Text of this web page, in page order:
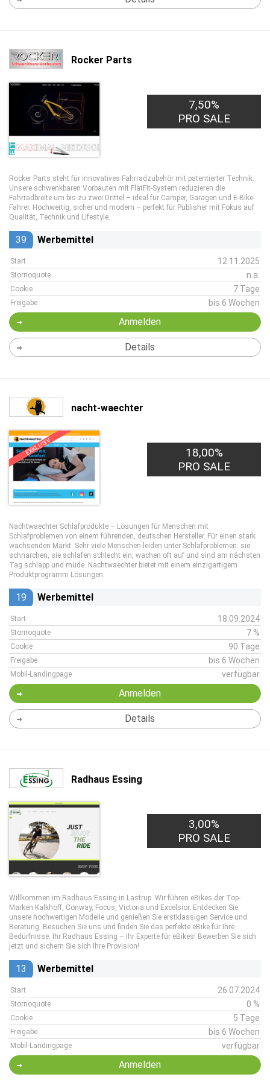
Rocker Parts
7,50%
PRO SALE
Rocker Parts steht für innovatives Fahrradzubehör mit patentierter Technik.
Unsere schwenkbaren Vorbauten mit FlatFit-System reduzieren die
Fahrradbreite um bis zu zwei Drittel – ideal für Camper, Garagen und E-Bike-
Fahrer. Hochwertig, sicher und modern – perfekt für Publisher mit Fokus auf
Qualität, Technik und Lifestyle.
39 Werbemittel
Start 12.11.2025
Stornoquote n.a.
Cookie 7 Tage
Freigabe bis 6 Wochen
Anmelden
Details
nacht-waechter
EXKLUSIV
18,00%
PRO SALE
Nachtwaechter Schlafprodukte – Lösungen für Menschen mit
Schlafproblemen von einem führenden, deutschen Hersteller. Für einen stark
wachsenden Markt. Sehr viele Menschen leiden unter Schlafproblemen: sie
schnarchen, sie schlafen schlecht ein, wachen oft auf und sind am nächsten
Tag schlapp und müde. Nachtwaechter bietet mit einem einzigartigem
Produktprogramm Lösungen.
19 Werbemittel
Start 18.09.2024
Stornoquote 7 %
Cookie 90 Tage
Freigabe bis 6 Wochen
Mobil-Landingpage verfügbar
Anmelden
Details
Radhaus Essing
3,00%
PRO SALE
Willkommen im Radhaus Essing in Lastrup. Wir führen eBikes der Top-
Marken Kalkhoff, Conway, Focus, Victoria und Excelsior. Entdecken Sie
unsere hochwertigen Modelle und genießen Sie erstklassigen Service und
Beratung. Besuchen Sie uns und finden Sie das perfekte eBike für Ihre
Bedürfnisse. Ihr Radhaus Essing – Ihr Experte für eBikes! Bewerben Sie sich
jetzt und sichern Sie sich Ihre Provision!
13 Werbemittel
Start 26.07.2024
Stornoquote 0 %
Cookie 5 Tage
Freigabe bis 6 Wochen
Mobil-Landingpage verfügbar
Anmelden